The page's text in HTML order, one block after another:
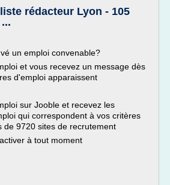
rédacteur Lyon - 105
un emploi convenable?
et vous recevez un message dès
d'emploi apparaissent
sur Jooble et recevez les
qui correspondent à vos critères
de 9720 sites de recrutement
à tout moment